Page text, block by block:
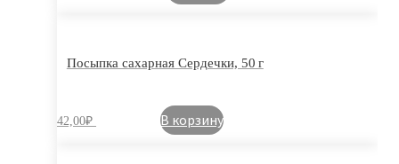
Посыпка сахарная Сердечки, 50 г
42,00₽ В корзину